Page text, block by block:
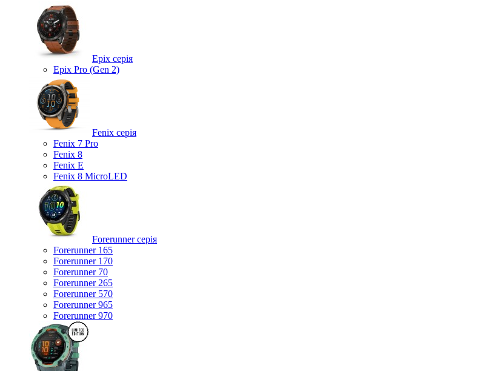
Epix серія
Epix Pro (Gen 2)
Fenix серія
Fenix 7 Pro
Fenix 8
Fenix ​​E
Fenix 8 MicroLED
Forerunner серія
Forerunner 165
Forerunner 170
Forerunner 70
Forerunner 265
Forerunner 570
Forerunner 965
Forerunner 970